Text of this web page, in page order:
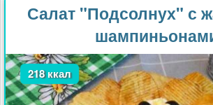
Салат "Подсолнух" с
218 ккал